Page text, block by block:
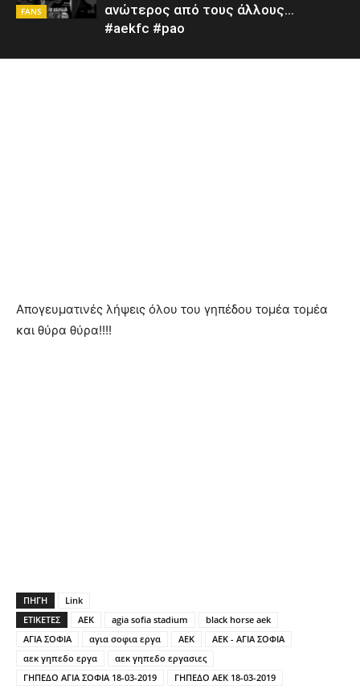
FANS
ανώτερος από τους άλλους…
#aekfc #pao
Απογευματινές λήψεις όλου του γηπέδου τομέα τομέα
και θύρα θύρα!!!!
ΠΗΓΗ
Link
ΕΤΙΚΕΤΕΣ
AEK agia sofia stadium
black horse aek
ΑΓΙΑ ΣΟΦΙΑ
αγια σοφια εργα ΑΕΚ
ΑΕΚ - ΑΓΙΑ ΣΟΦΙΑ
αεκ γηπεδο εργα
αεκ γηπεδο εργασιες
ΓΗΠΕΔΟ ΑΓΙΑ ΣΟΦΙΑ 18-03-2019
ΓΗΠΕΔΟ ΑΕΚ 18-03-2019